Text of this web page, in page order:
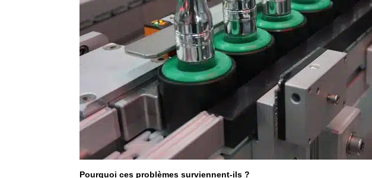
Pourquoi ces problèmes surviennent-ils ?